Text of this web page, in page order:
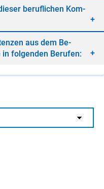
be­ruf­li­chen Kom­
aus dem Be­
fol­gen­den Be­ru­fen: